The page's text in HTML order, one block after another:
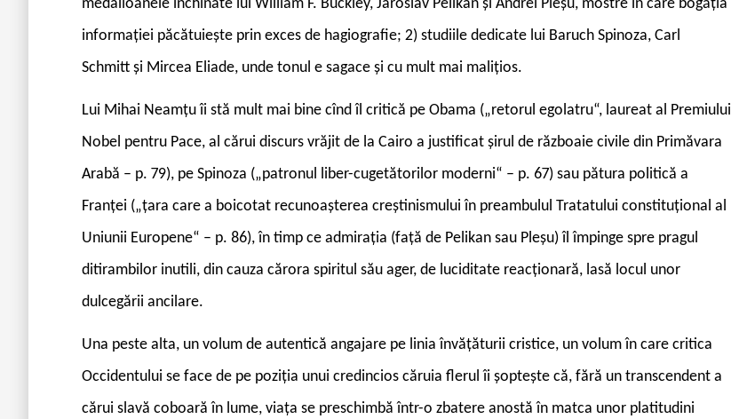
medalioanele închinate lui William F. Buckley, Jaroslav Pelikan și Andrei Pleșu, mostre în care bogăția
informației păcătuiește prin exces de hagiografie; 2) studiile dedicate lui Baruch Spinoza, Carl
Schmitt și Mircea Eliade, unde tonul e sagace și cu mult mai malițios.
Lui Mihai Neamțu îi stă mult mai bine cînd îl critică pe Obama („retorul egolatru“, laureat al Premiului
Nobel pentru Pace, al cărui discurs vrăjit de la Cairo a justificat șirul de războaie civile din Primăvara
Arabă – p. 79), pe Spinoza („patronul liber-cugetătorilor moderni“ – p. 67) sau pătura politică a
Franței („țara care a boicotat recunoașterea creștinismului în preambulul Tratatului constituțional al
Uniunii Europene“ – p. 86), în timp ce admirația (față de Pelikan sau Pleșu) îl împinge spre pragul
ditirambilor inutili, din cauza cărora spiritul său ager, de luciditate reacționară, lasă locul unor
dulcegării ancilare.
Una peste alta, un volum de autentică angajare pe linia învățăturii cristice, un volum în care critica
Occidentului se face de pe poziția unui credincios căruia flerul îi șoptește că, fără un transcendent a
cărui slavă coboară în lume, viața se preschimbă într-o zbatere anostă în matca unor platitudini